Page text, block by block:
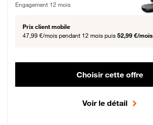
Engagement 12 mois
Prix client mobile
47,99 €/mois pendant 12 mois puis 52,99 €/mois
Choisir cette offre
Voir le détail